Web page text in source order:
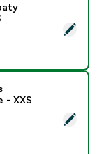
2 In 1 Floaty
Seamless
- XXS